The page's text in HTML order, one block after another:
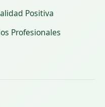
Positiva
Profesionales